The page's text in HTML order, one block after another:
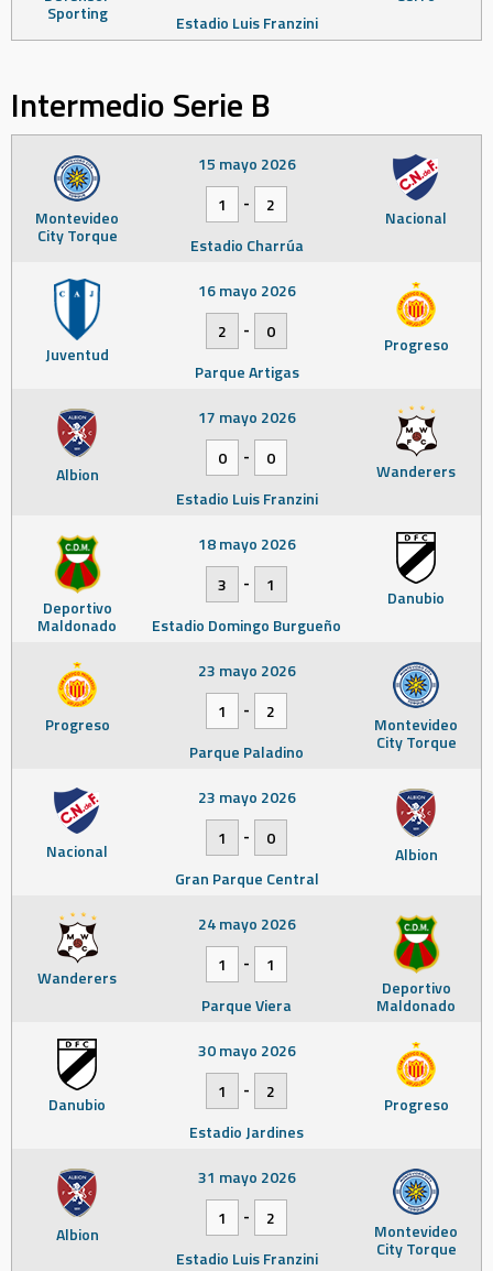
Sporting
Estadio Luis Franzini
Intermedio Serie B
Montevideo
City Torque
Nacional
15 mayo 2026
1
-
2
Estadio Charrúa
Juventud Progreso
16 mayo 2026
2
-
0
Parque Artigas
Albion Wanderers
17 mayo 2026
0
-
0
Estadio Luis Franzini
Deportivo
Maldonado
Danubio
18 mayo 2026
3
-
1
Estadio Domingo Burgueño
Progreso Montevideo
City Torque
23 mayo 2026
1
-
2
Parque Paladino
Nacional Albion
23 mayo 2026
1
-
0
Gran Parque Central
Wanderers Deportivo
Maldonado
24 mayo 2026
1
-
1
Parque Viera
Danubio Progreso
30 mayo 2026
1
-
2
Estadio Jardines
Albion Montevideo
City Torque
31 mayo 2026
1
-
2
Estadio Luis Franzini